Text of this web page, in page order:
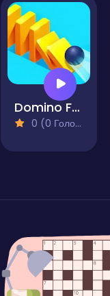
Domino Falling
0 (0 Голосів)